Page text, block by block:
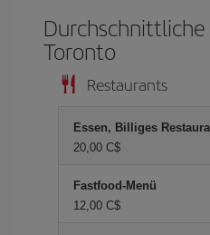
Durchschnittliche
Toronto
Restaurants
Essen, Billiges
20,00 C$
Fastfood-Menü
12,00 C$